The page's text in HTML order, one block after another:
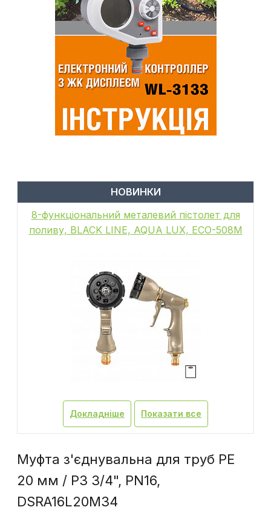
НОВИНКИ
8-функціональний металевий пістолет для
поливу, BLACK LINE, AQUA LUX, ECO-508M
Докладніше Показати все
Муфта з'єднувальна для труб PE
20 мм / РЗ 3/4", PN16,
DSRA16L20M34